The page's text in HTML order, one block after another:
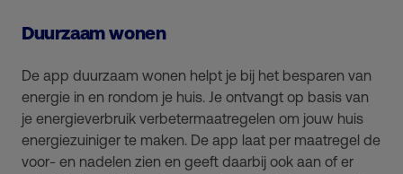
Duurzaam wonen
De app duurzaam wonen helpt je bij het besparen van
energie in en rondom je huis. Je ontvangt op basis van
je energieverbruik verbetermaatregelen om jouw huis
energiezuiniger te maken. De app laat per maatregel de
voor- en nadelen zien en geeft daarbij ook aan of er